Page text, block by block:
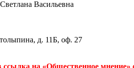
Васильевна
д. 11Б, оф. 27
на «Общественное мнение»